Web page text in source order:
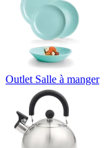
Outlet Salle à manger